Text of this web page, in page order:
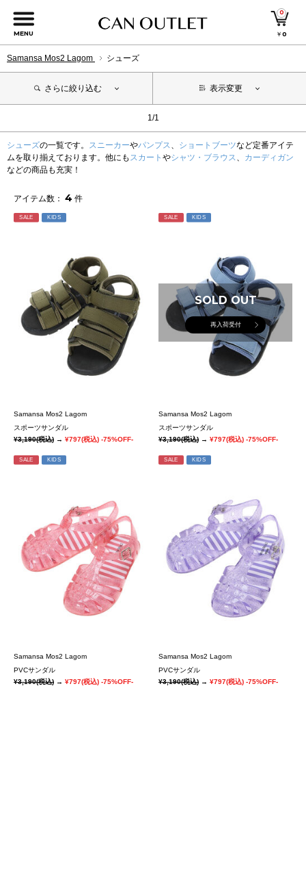
MENU
0
￥0
Samansa Mos2 Lagom シューズ
さらに絞り込む 表示変更
1/1
シューズの一覧です。 スニーカーやパンプス、 ショートブーツなど定番アイテ
ムを取り揃えております。他にも スカート やシャツ・ブラウス、 カーディガン
などの商品も充実！
アイテム数： 4 件
SALE KIDS
Samansa Mos2 Lagom
スポーツサンダル
¥3,190(税込) → ¥797(税込) -75%OFF-
SALE KIDS
SOLD OUT
再入荷受付
Samansa Mos2 Lagom
スポーツサンダル
¥3,190(税込)→¥797(税込) -75%OFF-
SALE KIDS
Samansa Mos2 Lagom
PVCサンダル
¥3,190(税込) → ¥797(税込) -75%OFF-
SALE KIDS
Samansa Mos2 Lagom
PVCサンダル
¥3,190(税込)→¥797(税込) -75%OFF-